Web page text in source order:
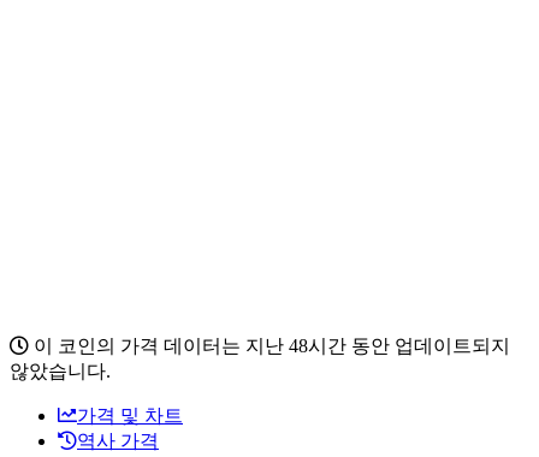
이 코인의 가격 데이터는 지난 48시간 동안 업데이트되지
않았습니다.
가격 및 차트
역사 가격